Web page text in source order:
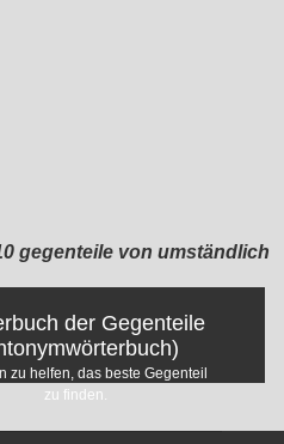
gegenteile von umständlich
der Gegenteile
zu helfen, das beste Gegenteil
zu finden.